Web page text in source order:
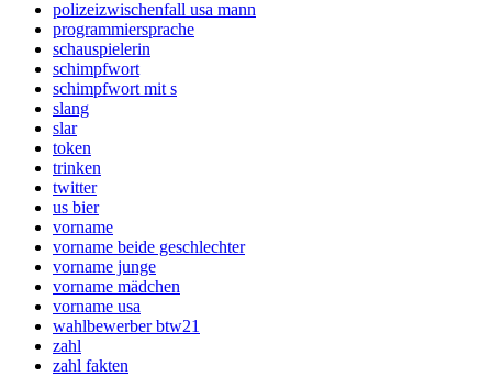
polizeizwischenfall usa mann
programmiersprache
schauspielerin
schimpfwort
schimpfwort mit s
slang
slar
token
trinken
twitter
us bier
vorname
vorname beide geschlechter
vorname junge
vorname mädchen
vorname usa
wahlbewerber btw21
zahl
zahl fakten